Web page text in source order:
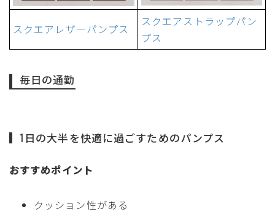
スクエアレザーパンプス
スクエアストラップパン
プス
毎日の通勤
1日の大半を快適に過ごすためのパンプス
おすすめポイント
クッション性がある